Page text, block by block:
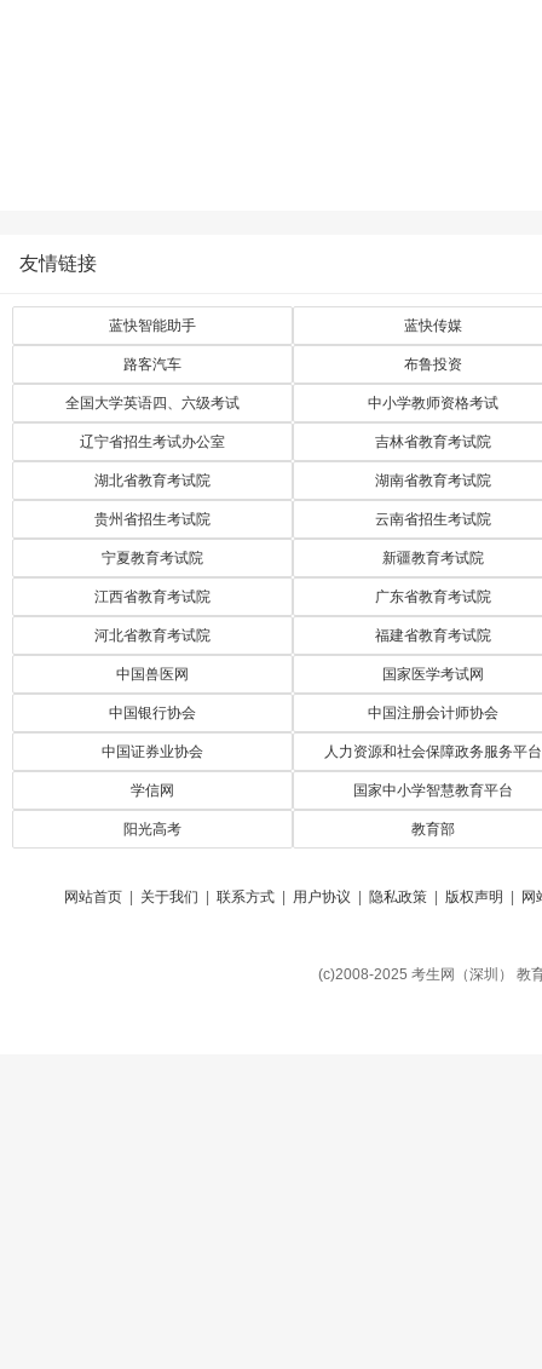
友情链接
蓝快智能助手 蓝快传媒
路客汽车 布鲁投资
全国大学英语四、六级考试 中小学教师资格考试
辽宁省招生考试办公室 吉林省教育考试院
湖北省教育考试院 湖南省教育考试院
贵州省招生考试院 云南省招生考试院
宁夏教育考试院 新疆教育考试院
江西省教育考试院 广东省教育考试院
河北省教育考试院 福建省教育考试院
中国兽医网 国家医学考试网
中国银行协会 中国注册会计师协会
中国证券业协会 人力资源和社会保障政务服务平台
学信网 国家中小学智慧教育平台
阳光高考 教育部
网站首页 关于我们 联系方式 用户协议 隐私政策 版权声明 网
(c)2008-2025 考生网（深圳）